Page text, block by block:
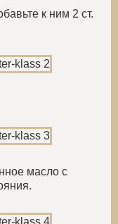
к ним 2 ст.
масло с